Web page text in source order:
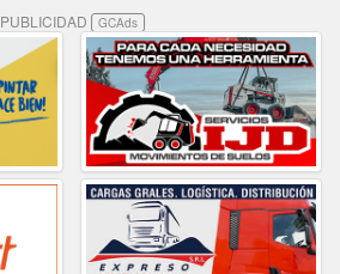
PUBLICIDAD GCAds